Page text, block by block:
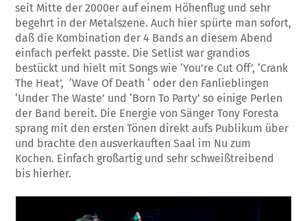
seit Mitte der 2000er auf einem Höhenflug und sehr
begehrt in der Metalszene. Auch hier spürte man sofort,
daß die Kombination der 4 Bands an diesem Abend
einfach perfekt passte. Die Setlist war grandios
bestückt und hielt mit Songs wie ‘You’re Cut Off’, ‘Crank
The Heat’, ‘Wave Of Death ‘ oder den Fanlieblingen
‘Under The Waste’ und ‘Born To Party’ so einige Perlen
der Band bereit. Die Energie von Sänger Tony Foresta
sprang mit den ersten Tönen direkt aufs Publikum über
und brachte den ausverkauften Saal im Nu zum
Kochen. Einfach großartig und sehr schweißtreibend
bis hierher.